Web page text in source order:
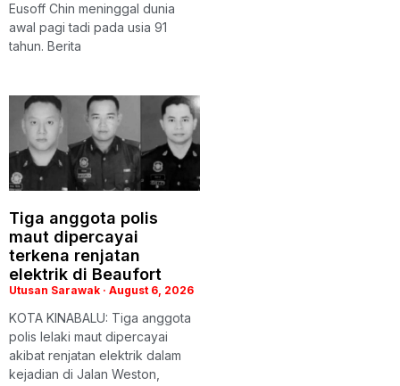
Eusoff Chin meninggal dunia
awal pagi tadi pada usia 91
tahun. Berita
Tiga anggota polis
maut dipercayai
terkena renjatan
elektrik di Beaufort
Utusan Sarawak August 6, 2026
KOTA KINABALU: Tiga anggota
polis lelaki maut dipercayai
akibat renjatan elektrik dalam
kejadian di Jalan Weston,